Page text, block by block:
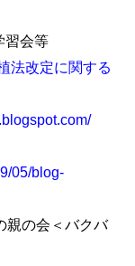
習会等
法改定に関する
05/blog-
の会＜バクバ